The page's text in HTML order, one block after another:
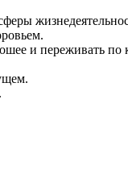
и переживать